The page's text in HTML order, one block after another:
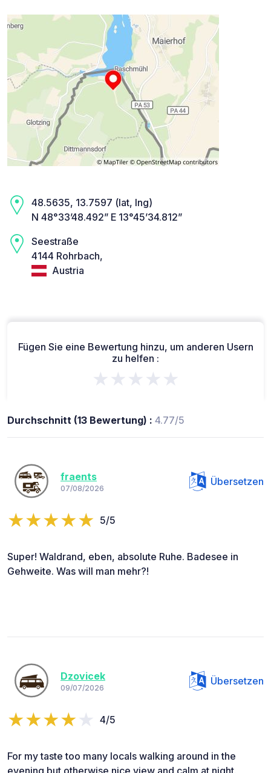
48.5635, 13.7597 (lat, lng)
N 48°33’48.492” E 13°45’34.812”
Seestraße
4144 Rohrbach,
Austria
Fügen Sie eine Bewertung hinzu, um anderen Usern
zu helfen :
★★★★★
Durchschnitt (13 Bewertung) : 4.77/5
fraents
07/08/2026
Übersetzen
5/5
Super! Waldrand, eben, absolute Ruhe. Badesee in
Gehweite. Was will man mehr?!
Dzovicek
09/07/2026
Übersetzen
4/5
For my taste too many locals walking around in the
evening but otherwise nice view and calm at night.